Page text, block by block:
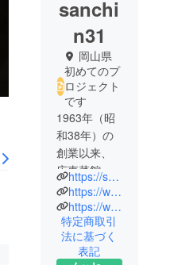
sanchi
n31
岡山県
初めてのプ
ロジェクト
です
1963年（昭
和38年）の
創業以来、
広東菜館山
珍は無添加
のおいしさ
を追求し続
けてきまし
た。
https://sanchin-okayama.com/
https://www.facebook.com/sanchin.butaman/
https://www.instagram.com/sanchin.okayama/
特定商取引
法に基づく
表記